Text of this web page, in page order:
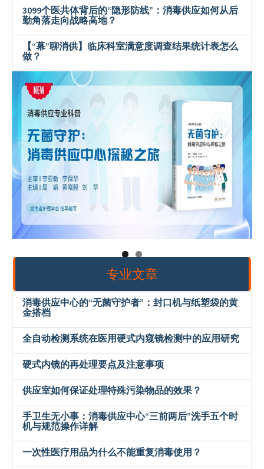
3099个医共体背后的“隐形防线”：消毒供应如何从后
勤角落走向战略高地？
【“幕”聊消供】临床科室满意度调查结果统计表怎么
做？
专业文章
消毒供应中心的“无菌守护者”：封口机与纸塑袋的黄
金搭档
全自动检测系统在医用硬式内窥镜检测中的应用研究
硬式内镜的再处理要点及注意事项
供应室如何保证处理特殊污染物品的效果？
手卫生无小事：消毒供应中心“三前两后”洗手五个时
机与规范操作详解
一次性医疗用品为什么不能重复消毒使用？